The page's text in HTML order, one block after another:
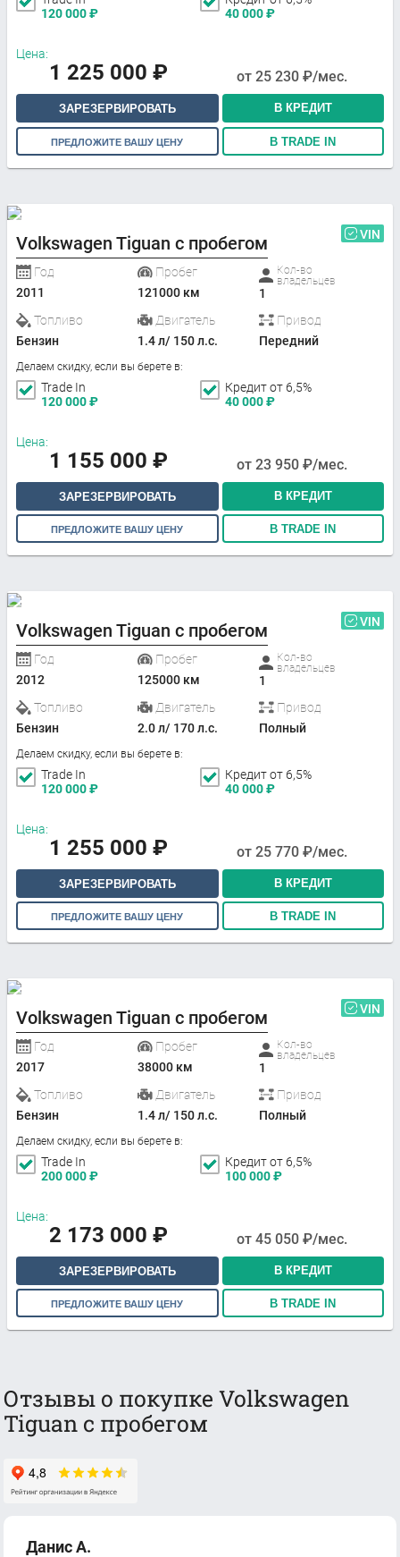
120 000₽
40 000₽
Цена:
1 225 000 ₽ от 25 230 ₽/мес.
ЗАРЕЗЕРВИРОВАТЬ В КРЕДИТ
ПРЕДЛОЖИТЕ ВАШУ ЦЕНУ В TRADE IN
Volkswagen Tiguan с пробегом VIN
Год
2011
Пробег
121000 км
Кол-во
владельцев
1
Топливо
Бензин
Двигатель
1.4 л/ 150 л.с.
Привод
Передний
Делаем скидку, если вы берете в:
Trade In
120 000₽
Кредит от 6,5%
40 000₽
Цена:
1 155 000 ₽ от 23 950 ₽/мес.
ЗАРЕЗЕРВИРОВАТЬ В КРЕДИТ
ПРЕДЛОЖИТЕ ВАШУ ЦЕНУ В TRADE IN
Volkswagen Tiguan с пробегом VIN
Год
2012
Пробег
125000 км
Кол-во
владельцев
1
Топливо
Бензин
Двигатель
2.0 л/ 170 л.с.
Привод
Полный
Делаем скидку, если вы берете в:
Trade In
120 000₽
Кредит от 6,5%
40 000₽
Цена:
1 255 000 ₽ от 25 770 ₽/мес.
ЗАРЕЗЕРВИРОВАТЬ В КРЕДИТ
ПРЕДЛОЖИТЕ ВАШУ ЦЕНУ В TRADE IN
Volkswagen Tiguan с пробегом VIN
Год
2017
Пробег
38000 км
Кол-во
владельцев
1
Топливо
Бензин
Двигатель
1.4 л/ 150 л.с.
Привод
Полный
Делаем скидку, если вы берете в:
Trade In
200 000₽
Кредит от 6,5%
100 000₽
Цена:
2 173 000 ₽ от 45 050 ₽/мес.
ЗАРЕЗЕРВИРОВАТЬ В КРЕДИТ
ПРЕДЛОЖИТЕ ВАШУ ЦЕНУ В TRADE IN
Отзывы о покупке Volkswagen
Tiguan с пробегом
Данис А.